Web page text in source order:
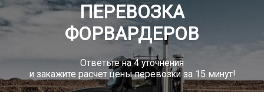
ПЕРЕВОЗКА
ФОРВАРДЕРОВ
Ответьте на 4 уточнения
и закажите расчет цены перевозки за 15 минут!